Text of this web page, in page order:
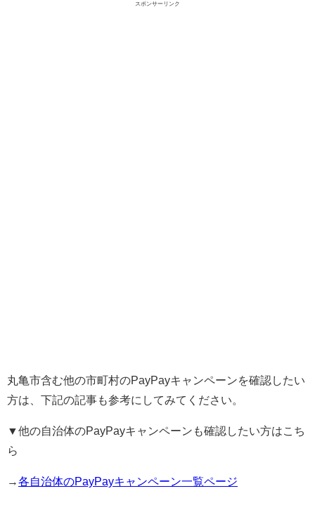
スポンサーリンク
丸亀市含む他の市町村のPayPayキャンペーンを確認したい
方は、下記の記事も参考にしてみてください。
▼他の自治体のPayPayキャンペーンも確認したい方はこち
ら
→各自治体のPayPayキャンペーン一覧ページ